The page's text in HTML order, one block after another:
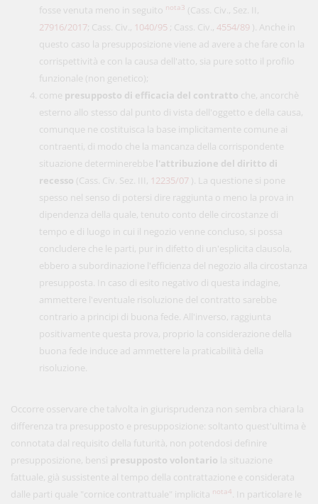
fosse venuta meno in seguito nota3 (Cass. Civ., Sez. II,
27916/2017; Cass. Civ., 1040/95 ; Cass. Civ., 4554/89 ). Anche in
questo caso la presupposizione viene ad avere a che fare con la
corrispettività e con la causa dell'atto, sia pure sotto il profilo
funzionale (non genetico);
come presupposto di efficacia del contratto che, ancorchè
esterno allo stesso dal punto di vista dell'oggetto e della causa,
comunque ne costituisca la base implicitamente comune ai
contraenti, di modo che la mancanza della corrispondente
situazione determinerebbe l'attribuzione del diritto di
recesso (Cass. Civ. Sez. III, 12235/07 ). La questione si pone
spesso nel senso di potersi dire raggiunta o meno la prova in
dipendenza della quale, tenuto conto delle circostanze di
tempo e di luogo in cui il negozio venne concluso, si possa
concludere che le parti, pur in difetto di un'esplicita clausola,
ebbero a subordinazione l'efficienza del negozio alla circostanza
presupposta. In caso di esito negativo di questa indagine,
ammettere l'eventuale risoluzione del contratto sarebbe
contrario a principi di buona fede. All'inverso, raggiunta
positivamente questa prova, proprio la considerazione della
buona fede induce ad ammettere la praticabilità della
risoluzione.
Occorre osservare che talvolta in giurisprudenza non sembra chiara la
differenza tra presupposto e presupposizione: soltanto quest'ultima è
connotata dal requisito della futurità, non potendosi definire
presupposizione, bensì presupposto volontario la situazione
fattuale, già sussistente al tempo della contrattazione e considerata
dalle parti quale "cornice contrattuale" implicita nota4 . In particolare le